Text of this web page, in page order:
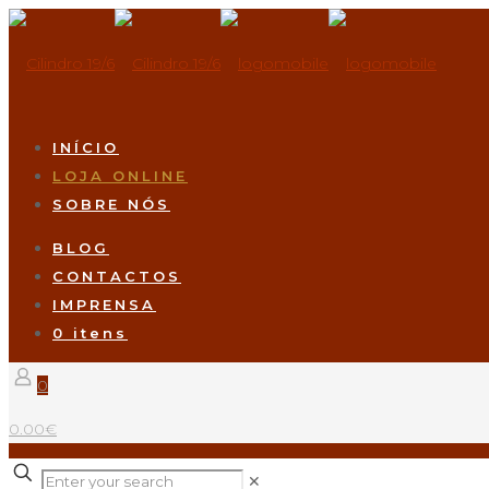
INÍCIO
LOJA ONLINE
SOBRE NÓS
BLOG
CONTACTOS
IMPRENSA
0 itens
0
0.00€
✕